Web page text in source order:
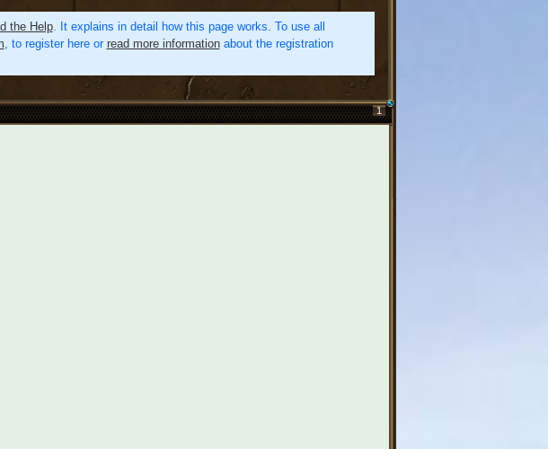
the Help. It explains in detail how this page works. To use all
, to register here or read more informationabout the registration
1